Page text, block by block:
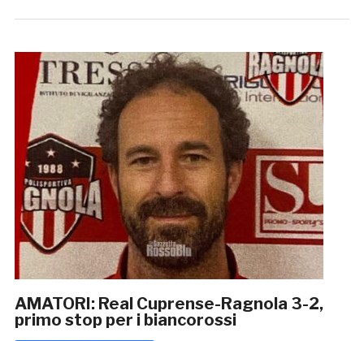
AMATORI: Real Cuprense-Ragnola 3-2,
primo stop per i biancorossi